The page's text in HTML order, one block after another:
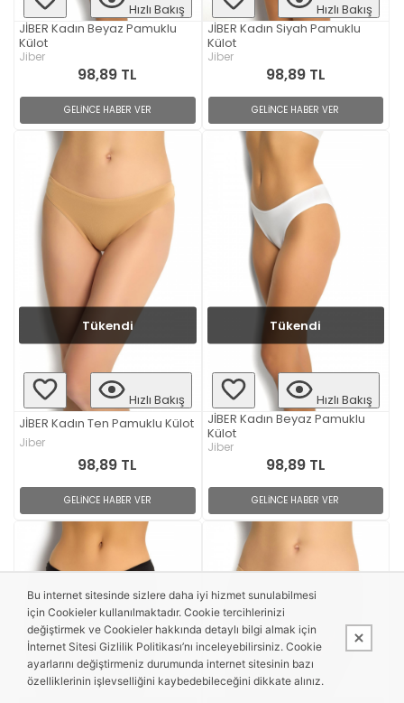
Hızlı Bakış
JİBER Kadın Beyaz Pamuklu
Külot
Jiber
98,89 TL
GELİNCE HABER VER
Hızlı Bakış
JİBER Kadın Siyah Pamuklu
Külot
Jiber
98,89 TL
GELİNCE HABER VER
Tükendi
Hızlı Bakış
JİBER Kadın Ten Pamuklu Külot
Jiber
98,89 TL
GELİNCE HABER VER
Tükendi
Hızlı Bakış
JİBER Kadın Beyaz Pamuklu
Külot
Jiber
98,89 TL
GELİNCE HABER VER
Bu internet sitesinde sizlere daha iyi hizmet sunulabilmesi
için Cookieler kullanılmaktadır. Cookie tercihlerinizi
değiştirmek ve Cookieler hakkında detaylı bilgi almak için
İnternet Sitesi Gizlilik Politikası’nı inceleyebilirsiniz. Cookie
ayarlarını değiştirmeniz durumunda internet sitesinin bazı
özelliklerinin işlevselliğini kaybedebileceğini dikkate alınız.